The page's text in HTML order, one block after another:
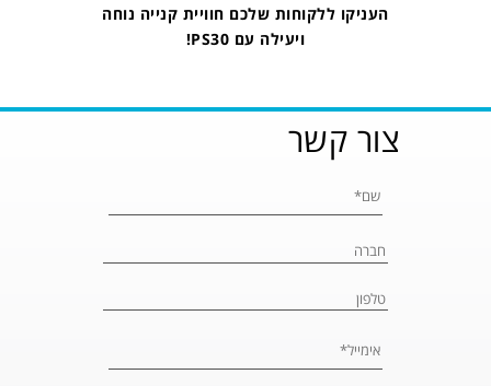
העניקו ללקוחות שלכם חוויית קנייה נוחה
ויעילה עם PS30!
צור קשר